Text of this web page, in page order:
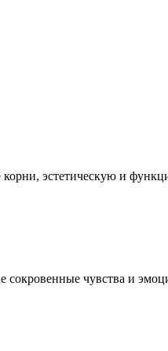
эстетическую и
сокровенные чувства и